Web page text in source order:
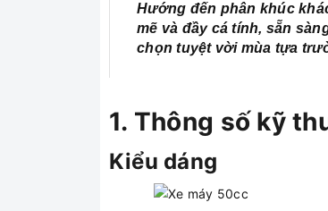
Hướng đến phân khúc
mẽ và đầy cá tính, sẵn
chọn tuyệt vời mùa tựa
1. Thông số kỹ
Kiểu dáng